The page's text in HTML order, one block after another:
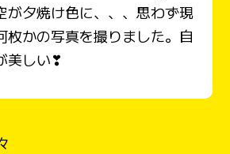
が夕焼け色に、、、思わず現
枚かの写真を撮りました。自
美しい❣